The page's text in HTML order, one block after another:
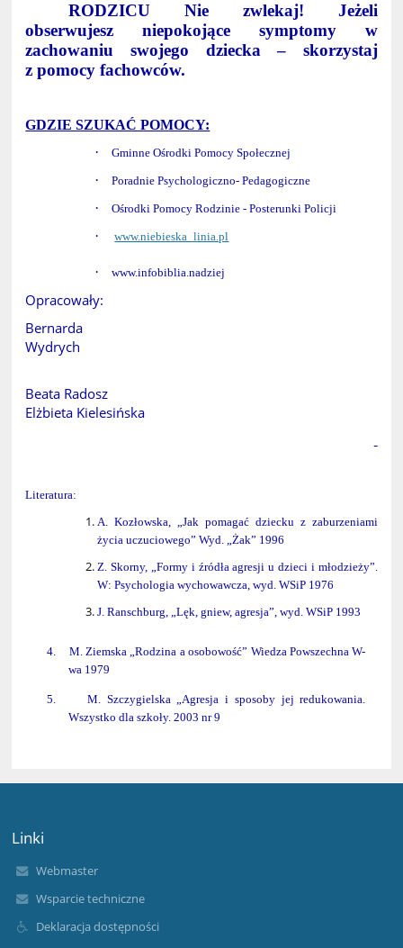
RODZICU Nie zwlekaj! Jeżeli
obserwujesz niepokojące symptomy w
zachowaniu swojego dziecka – skorzystaj
z pomocy fachowców.
GDZIE SZUKAĆ POMOCY:
·
Gminne Ośrodki Pomocy Społecznej
· Poradnie Psychologiczno- Pedagogiczne
· Ośrodki Pomocy Rodzinie - Posterunki Policji
· www.niebieska_linia.pl
· www.infobiblia.nadziej
Opracowały:
Bernarda
Wydrych
Beata Radosz
Elżbieta Kielesińska
Literatura:
A. Kozłowska, „Jak pomagać dziecku z zaburzeniami
życia uczuciowego” Wyd. „Żak” 1996
Z. Skorny, „Formy i źródła agresji u dzieci i młodzieży”.
W: Psychologia wychowawcza, wyd. WSiP 1976
J. Ranschburg, „Lęk, gniew, agresja”, wyd. WSiP 1993
4.
M. Ziemska „Rodzina a osobowość” Wiedza Powszechna W-
wa 1979
5.
M. Szczygielska „Agresja i sposoby jej redukowania.
Wszystko dla szkoły. 2003 nr 9
Linki
Webmaster
Wsparcie techniczne
Deklaracja dostępności